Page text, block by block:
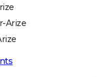
Arize